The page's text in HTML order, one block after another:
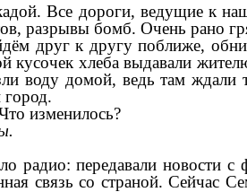
Все дороги, ведущие к
разрывы бомб. Очень рано
друг к другу поближе,
хлеба выдавали
воду домой, ведь там ждали
город.
изменилось?
радио: передавали новости с
связь со страной. Сейчас